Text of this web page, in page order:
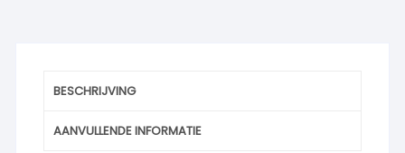
BESCHRIJVING
AANVULLENDE INFORMATIE